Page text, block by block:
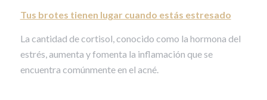
Tus brotes tienen lugar cuando estás estresado
La cantidad de cortisol, conocido como la hormona del
estrés, aumenta y fomenta la inflamación que se
encuentra comúnmente en el acné.